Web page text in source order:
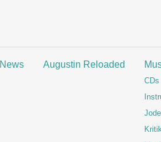
News Augustin Reloaded
CDs